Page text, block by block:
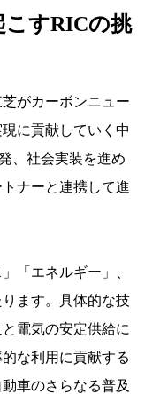
こすRICの挑
がカーボンニュー
に貢献していく中
、社会実装を進め
ナーと連携して進
「エネルギー」、
ます。具体的な技
電気の安定供給に
な利用に貢献する
車のさらなる普及